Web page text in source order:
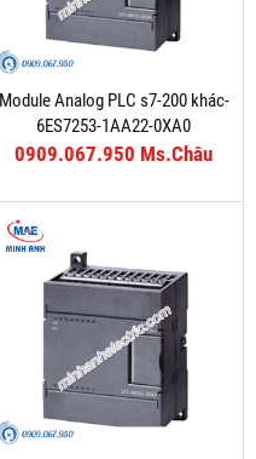
Module Analog PLC s7-200 khác-
6ES7253-1AA22-0XA0
0909.067.950 Ms.Châu